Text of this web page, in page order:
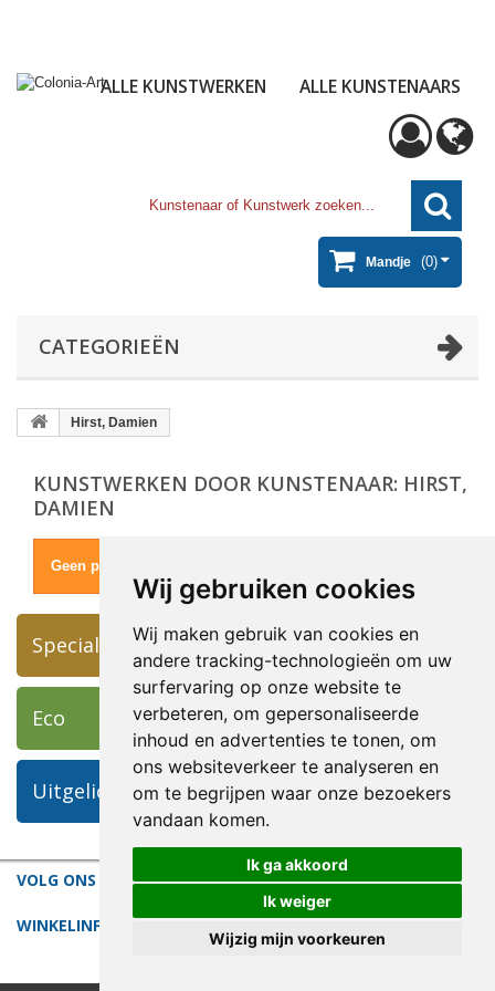
Wij gebruiken cookies
Wij maken gebruik van cookies en
andere tracking-technologieën om uw
surfervaring op onze website te
verbeteren, om gepersonaliseerde
inhoud en advertenties te tonen, om
ons websiteverkeer te analyseren en
om te begrijpen waar onze bezoekers
vandaan komen.
Ik ga akkoord
Ik weiger
Wijzig mijn voorkeuren
ALLE KUNSTWERKEN ALLE KUNSTENAARS
Mandje (0)
CATEGORIEËN
Hirst, Damien
KUNSTWERKEN DOOR KUNSTENAAR: HIRST,
DAMIEN
Geen producten voor deze kunstenaar
Specials
Eco
Uitgelichte Kunst
VOLG ONS
WINKELINFORMATIE